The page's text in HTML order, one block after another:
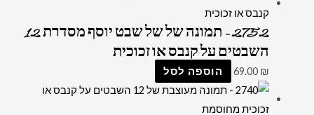
2752 – תמונה של של שבט יוסף מסדרת 12
השבטים על קנבס או זכוכית
69.00 ₪ הוספה לסל